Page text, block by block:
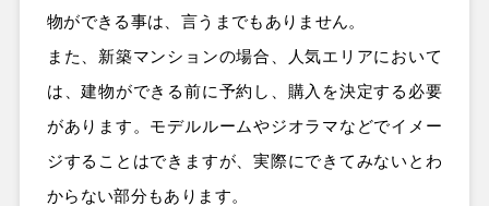
物ができる事は、言うまでもありません。
また、新築マンションの場合、人気エリアにおいて
は、建物ができる前に予約し、購入を決定する必要
があります。モデルルームやジオラマなどでイメー
ジすることはできますが、実際にできてみないとわ
からない部分もあります。